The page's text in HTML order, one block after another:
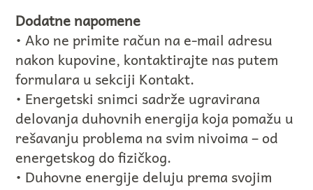
Dodatne napomene
• Ako ne primite račun na e-mail adresu
nakon kupovine, kontaktirajte nas putem
formulara u sekciji Kontakt.
• Energetski snimci sadrže ugravirana
delovanja duhovnih energija koja pomažu u
rešavanju problema na svim nivoima – od
energetskog do fizičkog.
• Duhovne energije deluju prema svojim